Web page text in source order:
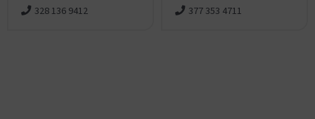
328 136 9412
377 353 4711